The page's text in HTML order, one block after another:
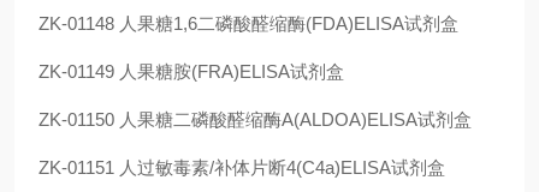
ZK-01148 人果糖1,6二磷酸醛缩酶(FDA)ELISA试剂盒
ZK-01149 人果糖胺(FRA)ELISA试剂盒
ZK-01150 人果糖二磷酸醛缩酶A(ALDOA)ELISA试剂盒
ZK-01151 人过敏毒素/补体片断4(C4a)ELISA试剂盒